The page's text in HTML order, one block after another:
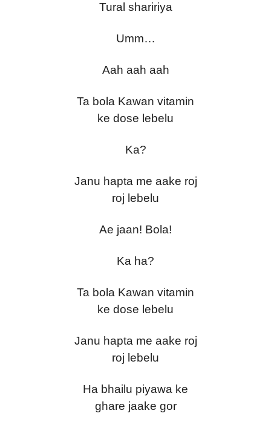
Tural shaririya
Umm…
Aah aah aah
Ta bola Kawan vitamin
ke dose lebelu
Ka?
Janu hapta me aake roj
roj lebelu
Ae jaan! Bola!
Ka ha?
Ta bola Kawan vitamin
ke dose lebelu
Janu hapta me aake roj
roj lebelu
Ha bhailu piyawa ke
ghare jaake gor